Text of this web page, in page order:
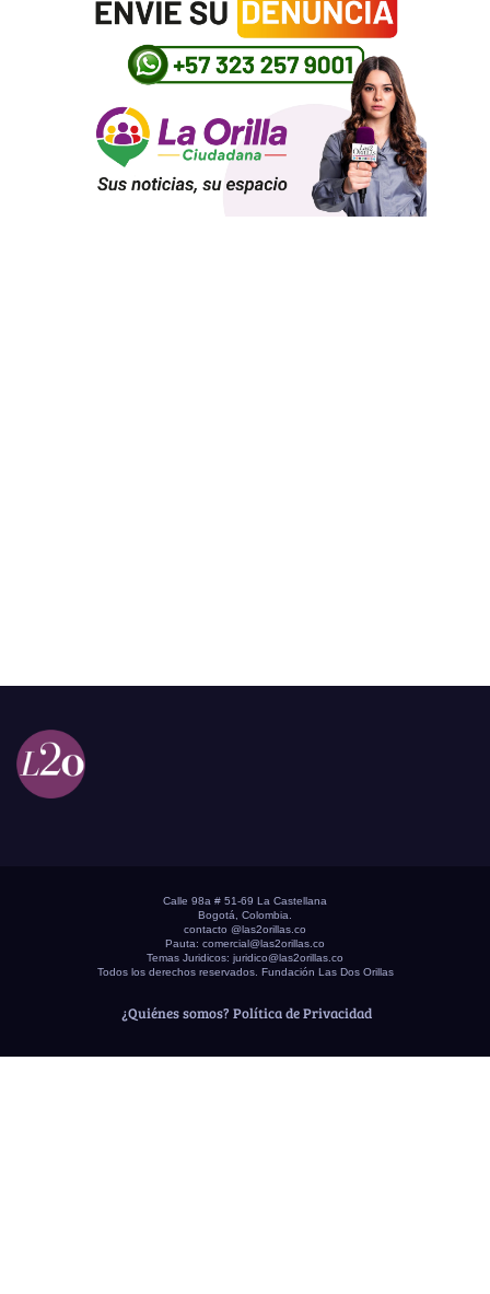
Calle 98a # 51-69 La Castellana
Bogotá, Colombia.
contacto @las2orillas.co
Pauta: comercial@las2orillas.co
Temas Juridicos: juridico@las2orillas.co
Todos los derechos reservados. Fundación Las Dos Orillas
¿Quiénes somos? Política de Privacidad